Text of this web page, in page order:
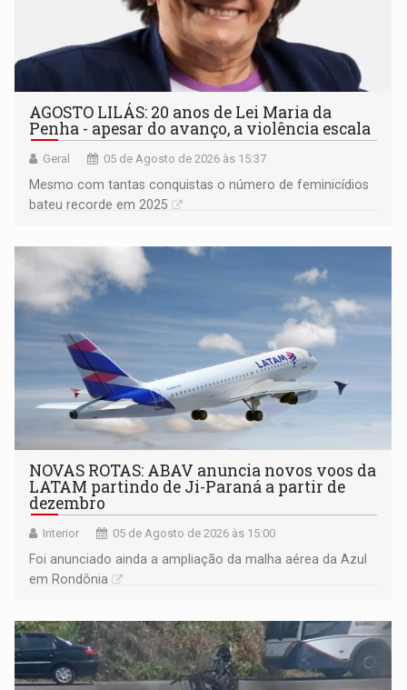
AGOSTO LILÁS: 20 anos de Lei Maria da
Penha - apesar do avanço, a violência escala
Geral 05 de Agosto de 2026 às 15:37
Mesmo com tantas conquistas o número de feminicídios
bateu recorde em 2025
NOVAS ROTAS: ABAV anuncia novos voos da
LATAM partindo de Ji-Paraná a partir de
dezembro
Interior 05 de Agosto de 2026 às 15:00
Foi anunciado ainda a ampliação da malha aérea da Azul
em Rondônia